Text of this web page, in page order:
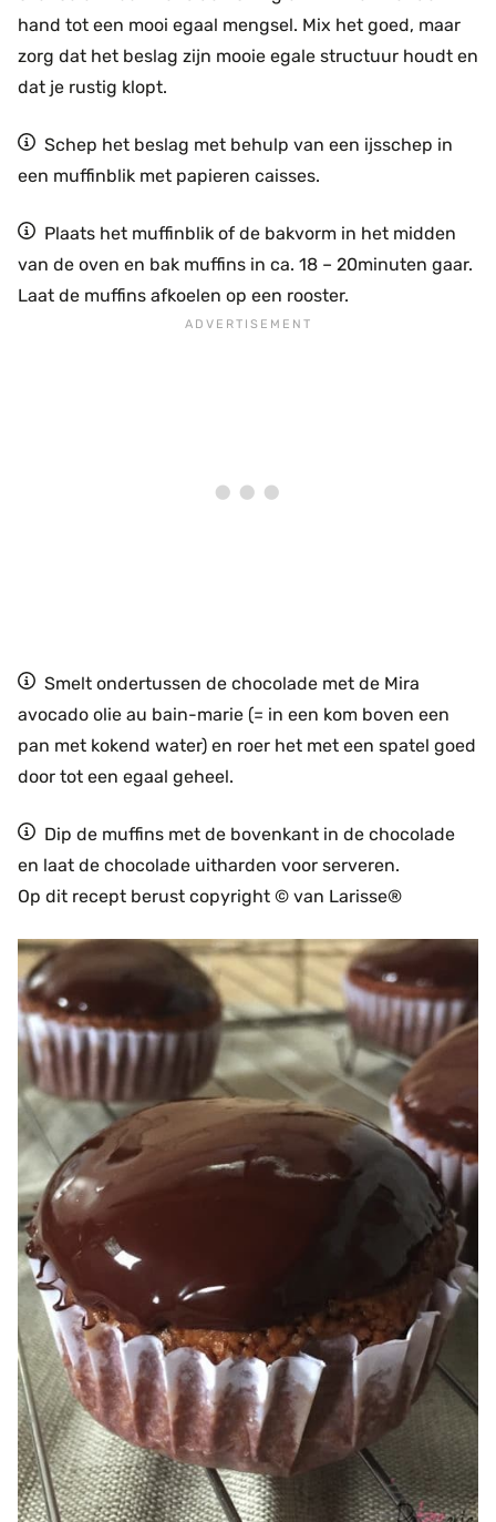
hand tot een mooi egaal mengsel. Mix het goed, maar
zorg dat het beslag zijn mooie egale structuur houdt en
dat je rustig klopt.
Schep het beslag met behulp van een ijsschep in
een muffinblik met papieren caisses.
Plaats het muffinblik of de bakvorm in het midden
van de oven en bak muffins in ca. 18 – 20minuten gaar.
Laat de muffins afkoelen op een rooster.
Smelt ondertussen de chocolade met de Mira
avocado olie au bain-marie (= in een kom boven een
pan met kokend water) en roer het met een spatel goed
door tot een egaal geheel.
Dip de muffins met de bovenkant in de chocolade
en laat de chocolade uitharden voor serveren.
Op dit recept berust copyright © van Larisse®